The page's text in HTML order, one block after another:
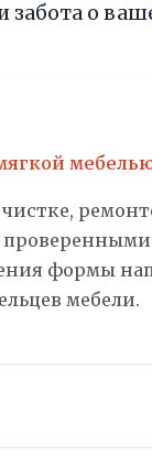
забота о
формы
мебели.